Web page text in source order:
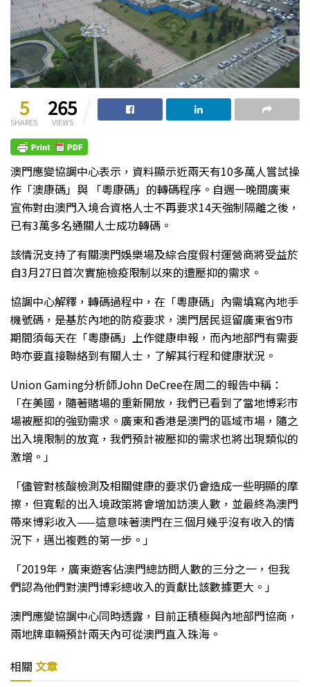
5
SHARES
265
VIEWS
澳門應變協調中心表示，資料顯示近兩天有10多萬人嘗試操
作「澳康碼」與 「粵康碼」的轉碼程序。自週一晚間廣東
宣佈對由澳門入境合資格人士不再要求14天強制隔離之後，
已有3萬多名通關人士成功轉碼。
該情況支持了有關澳門娛樂場及綜合度假村運營商將受益於
自3月27日首次實施檢疫限制以來的遭壓抑的需求。
協調中心解釋，轉碼過程中，在「粵康碼」內需填寫內地手
機號碼，是基於內地的防疫要求，澳門居民逗留廣東省9市
期間須每天在「粵康碼」上作健康申報，而內地部門有需要
時亦要直接聯絡到有關人士，了解其行程和健康狀況。
Union Gaming分析師John DeCree在周二的報告中稱：
「在美國，隨著賭場的重新開放，我們已看到了當地博彩市
場被壓抑的強勁需求。廣東和香港是澳門的區域市場，隨之
出入境限制的放寬，我們預計被壓抑的需求也將出現類似的
激增。」
「儘管對核酸檢測及相關健康的要求仍會造成一些明顯的摩
擦，但寬鬆的出入境政策將會增加訪澳人數，並最終為澳門
帶來博彩收入——這意味著澳門在三個月幾乎沒有收入的情
況下，邁出複甦的第一步。」
「2019年，廣東遊客佔澳門總訪問人數的三分之一，但我
們認為他們對澳門博彩總收入的貢獻比該數據更大。」
澳門應變協調中心同時透露，目前正積極與內地部門協商，
兩地牌車輛預計兩天內可從澳門直入珠海。
相關 文章